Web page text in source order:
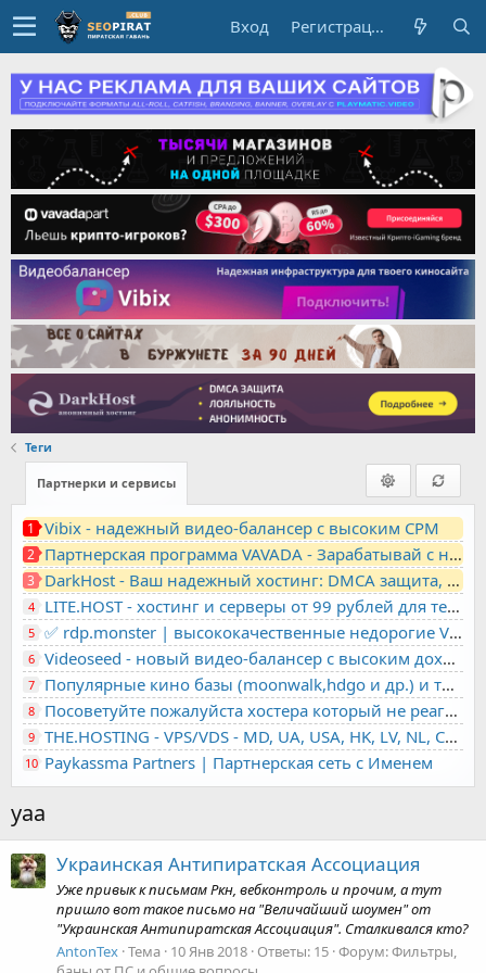
Вход Регистрация
Теги
Партнерки и сервисы
1 Vibix - надежный видео-балансер с высоким CPM
2 Партнерская программа VAVADA - Зарабатывай с нами!
3 DarkHost - Ваш надежный хостинг: DMCA защита, лояльность, анонимность
4 LITE.HOST - хостинг и серверы от 99 рублей для тех, кто любит не переплачивать. Доступ по SSH, поддержка PHP, GIT, COMPOSER, сертификаты Let's Encrypt
5 ✅ rdp.monster | высококачественные недорогие VPS, RDP - выделенные серверы
6 Videoseed - новый видео-балансер с высоким доходом
7 Популярные кино базы (moonwalk,hdgo и др.) и торренты в одном плеере для вашего сайта
8 Посоветуйте пожалуйста хостера который не реагирует на ркн
9 THE.HOSTING - VPS/VDS - MD, UA, USA, HK, LV, NL, CA, DE, SK, CZE, GB, IL, TR, PL, BG, RO, IT, FL, HU, PT.
10 Paykassma Partners | Партнерская сеть с Именем
уаа
Украинская Антипиратская Ассоциация
Уже привык к письмам Ркн, вебконтроль и прочим, а тут
пришло вот такое письмо на "Величайший шоумен" от
"Украинская Антипиратская Ассоциация". Сталкивался кто?
AntonTex Тема 10 Янв 2018 Ответы: 15 Форум:Фильтры,